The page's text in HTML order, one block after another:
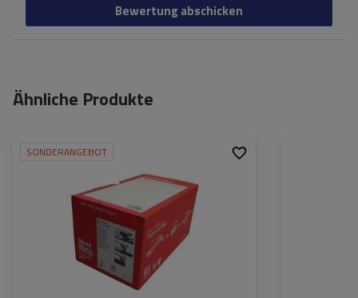
Bewertung abschicken
Ähnliche Produkte
SONDERANGEBOT